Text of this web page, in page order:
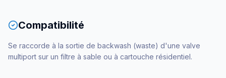
Compatibilité
Se raccorde à la sortie de backwash (waste) d'une valve
multiport sur un filtre à sable ou à cartouche résidentiel.